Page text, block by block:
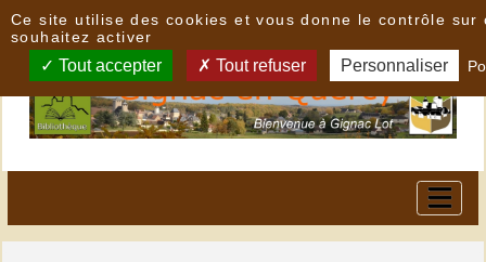
Ce site utilise des cookies et vous donne le contrôle sur
souhaitez activer
Tout accepter Tout refuser Personnaliser